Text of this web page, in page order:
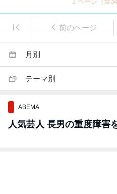
前のページ
月別
テーマ別
ABEMA
人気芸人 長男の重度障害